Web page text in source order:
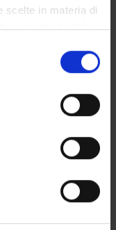
scelte in materia di
proprietà digitale
in qualsiasi
o facendo clic
posizione
di qualche